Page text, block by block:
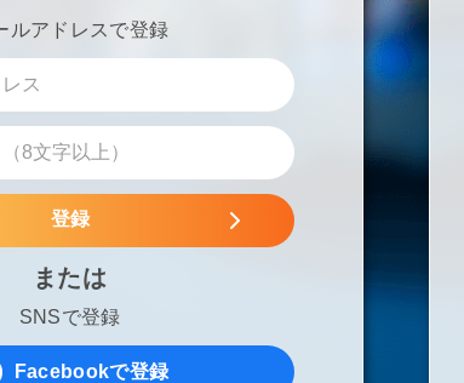
ルアドレスで登録
登録
または
SNSで登録
Facebookで登録